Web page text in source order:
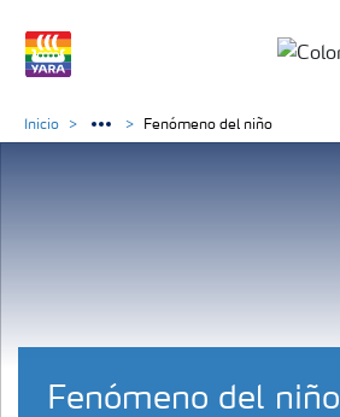
Fenómeno del niño
Inicio Fenómeno del niño